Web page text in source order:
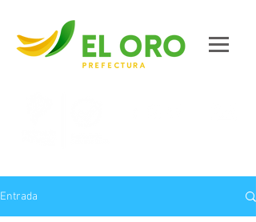
Entrada